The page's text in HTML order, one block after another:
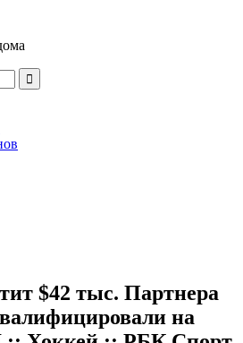
$42 тыс. Партнера
на